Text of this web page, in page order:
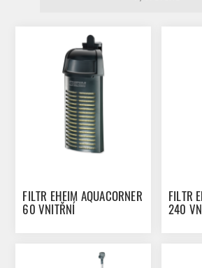
FILTR EHEIM AQUACORNER
60 VNITŘNÍ
FILTR
240